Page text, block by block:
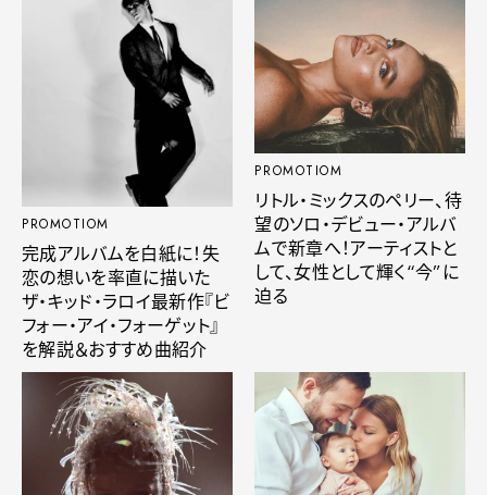
PROMOTIOM
完成アルバムを白紙に！失
恋の想いを率直に描いた
ザ・キッド・ラロイ最新作『ビ
フォー・アイ・フォーゲット』
を解説＆おすすめ曲紹介
PROMOTIOM
リトル・ミックスのペリー、待
望のソロ・デビュー・アルバ
ムで新章へ！アーティストと
して、女性として輝く“今”に
迫る